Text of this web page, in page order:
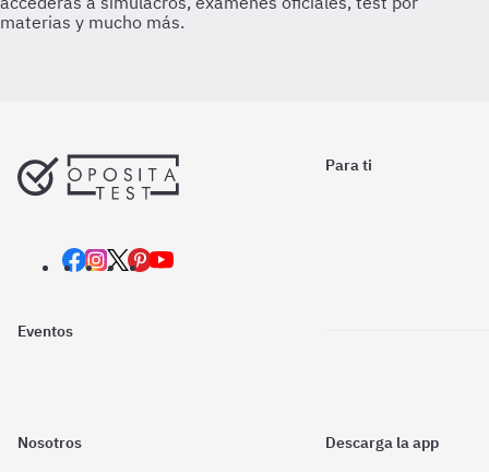
Para ti
Eventos
Nosotros Descarga la app